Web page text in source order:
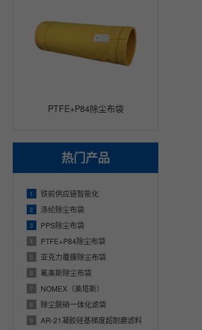
PTFE+P84除尘布袋
热门产品
1 铁前供应链智能化
2 涤纶除尘布袋
3 PPS除尘布袋
4 PTFE+P84除尘布袋
5 亚克力覆膜除尘布袋
6 氟美斯除尘布袋
7 NOMEX（美塔斯）
8 除尘脱硝一体化滤袋
9 AR-21凝胶硅基梯度超耐磨滤料